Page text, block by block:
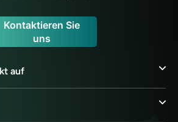
Kontaktieren Sie
uns
auf